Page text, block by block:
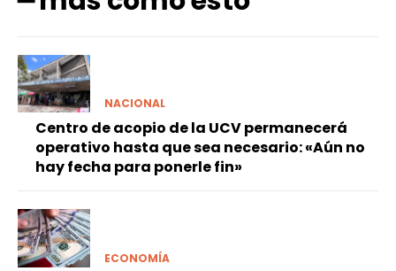
NACIONAL
Centro de acopio de la UCV permanecerá
operativo hasta que sea necesario: «Aún no
hay fecha para ponerle fin»
ECONOMÍA